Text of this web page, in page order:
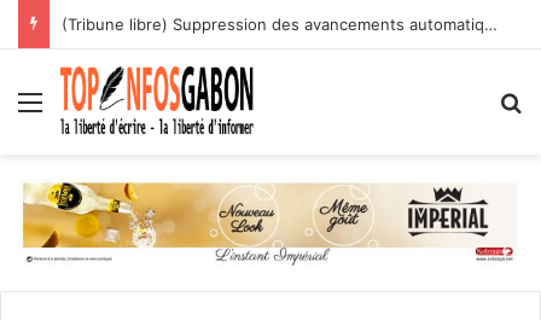
(Tribune libre) Suppression des avancements automatiques : l’assassinat programmé des carrières des agents publics
Menu